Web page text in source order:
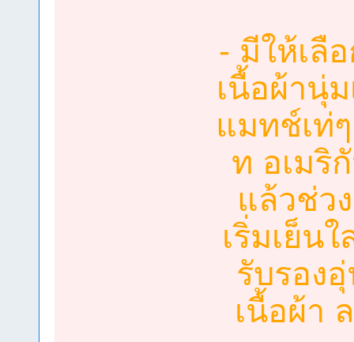
- มีให้เลื
เนื้อผ้านุ่
แมทช์เท่
ท อเมริ
แล้วช่ว
เริ่มเย็น
รับรอง
เนื้อผ้า